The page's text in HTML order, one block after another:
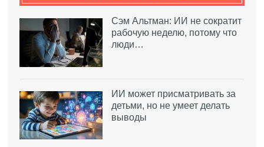
Сэм Альтман: ИИ не сократит
рабочую неделю, потому что
люди…
ИИ может присматривать за
детьми, но не умеет делать
выводы